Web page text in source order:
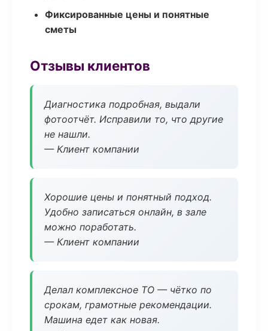
Фиксированные цены и понятные
сметы
Отзывы клиентов
Диагностика подробная, выдали
фотоотчёт. Исправили то, что другие
не нашли.
— Клиент компании
Хорошие цены и понятный подход.
Удобно записаться онлайн, в зале
можно поработать.
— Клиент компании
Делал комплексное ТО — чётко по
срокам, грамотные рекомендации.
Машина едет как новая.